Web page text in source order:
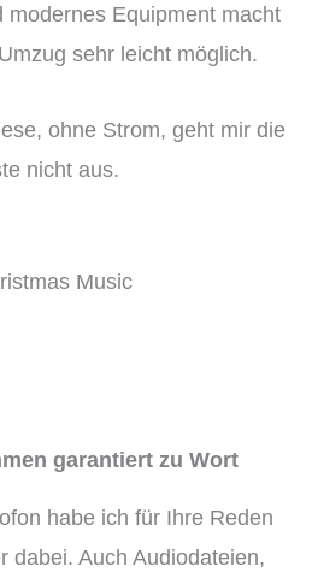
modernes Equipment macht
sehr leicht möglich.
ohne Strom, geht mir die
nicht aus.
garantiert zu Wort
habe ich für Ihre Reden
dabei. Auch Audiodateien,